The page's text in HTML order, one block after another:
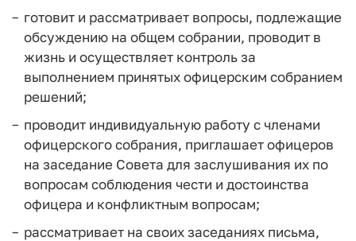
готовит и рассматривает вопросы, подлежащие
обсуждению на общем собрании, проводит в
жизнь и осуществляет контроль за
выполнением принятых офицерским собранием
решений;
проводит индивидуальную работу с членами
офицерского собрания, приглашает офицеров
на заседание Совета для заслушивания их по
вопросам соблюдения чести и достоинства
офицера и конфликтным вопросам;
рассматривает на своих заседаниях письма,